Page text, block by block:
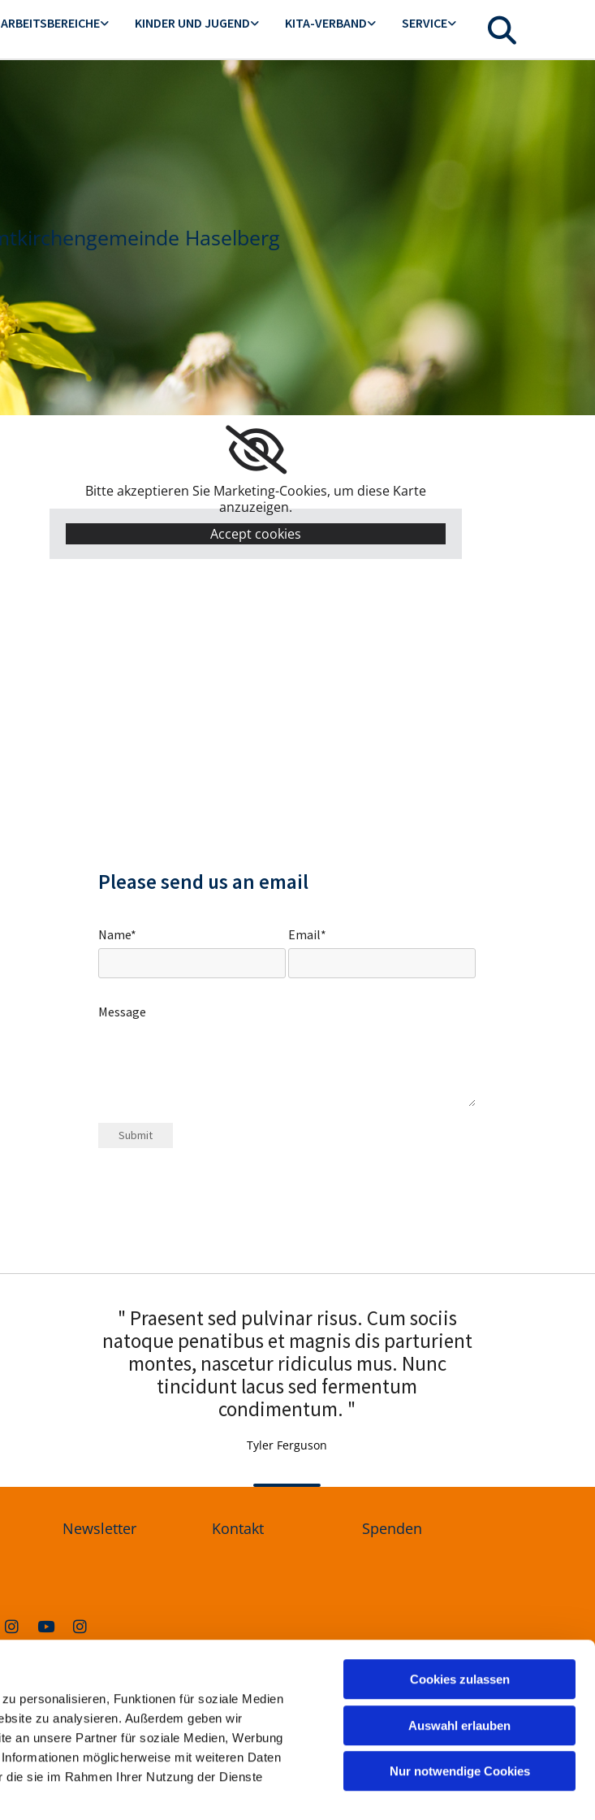
personalisieren, Funktionen für soziale Medien
zu analysieren. Außerdem geben wir
an unsere Partner für soziale Medien, Werbung
möglicherweise mit weiteren Daten
sie im Rahmen Ihrer Nutzung der Dienste
Cookies zulassen
Auswahl erlauben
Nur notwendige Cookies
ARBEITSBEREICHE KINDER UND JUGEND KITA-VERBAND SERVICE
Haselberg
Bitte akzeptieren Sie Marketing-Cookies, um diese Karte
anzuzeigen.
Accept cookies
Please send us an email
Name* Email*
Message
" Praesent sed pulvinar risus. Cum sociis
natoque penatibus et magnis dis parturient
montes, nascetur ridiculus mus. Nunc
tincidunt lacus sed fermentum
condimentum. "
Tyler Ferguson
Newsletter Kontakt Spenden
15230 Frankfurt (Oder)
zur Barrierefreiheit